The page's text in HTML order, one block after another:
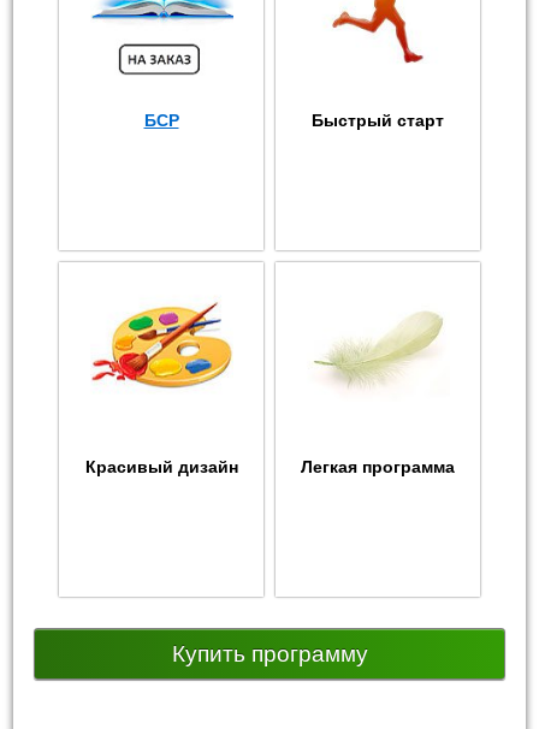
БСР Быстрый старт
Красивый дизайн Легкая программа
Купить программу